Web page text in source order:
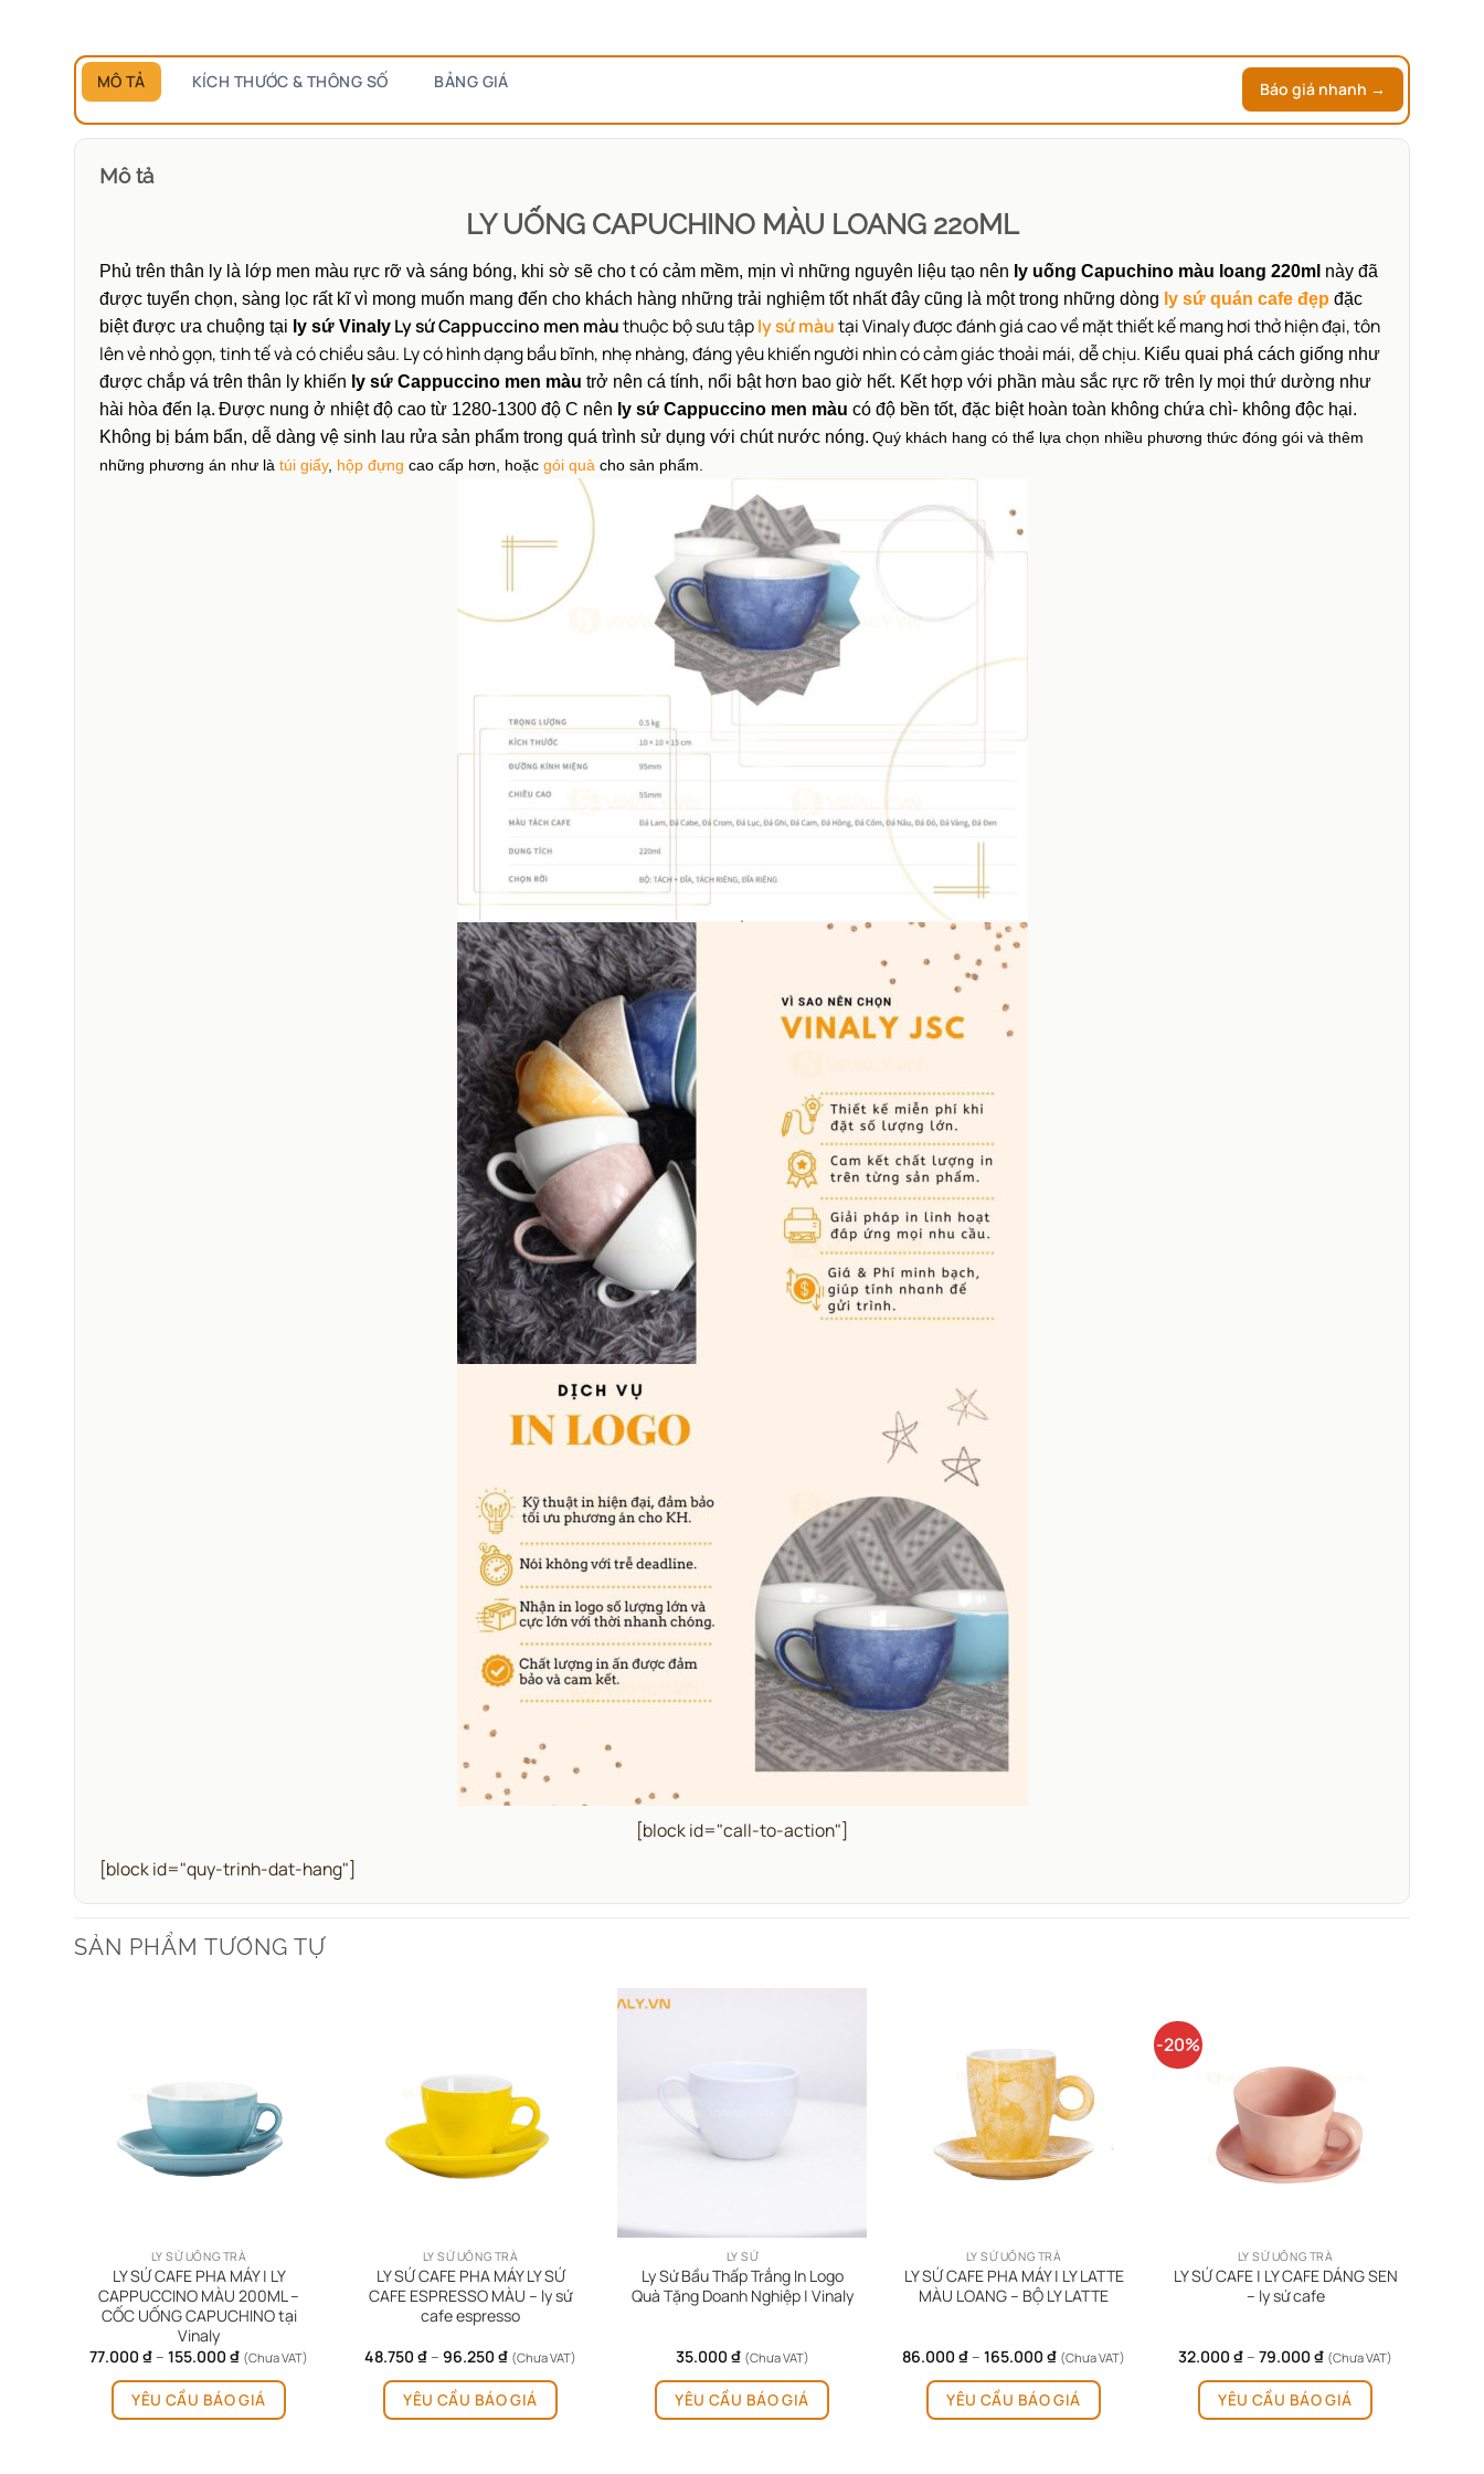
MÔ TẢ KÍCH THƯỚC & THÔNG SỐ BẢNG GIÁ Báo giá nhanh →
Mô tả
LY UỐNG CAPUCHINO MÀU LOANG 220ML
Phủ trên thân ly là lớp men màu rực rỡ và sáng bóng, khi sờ sẽ cho t có cảm mềm, mịn vì những nguyên liệu tạo nên ly uống Capuchino màu loang 220ml này đã
được tuyển chọn, sàng lọc rất kĩ vì mong muốn mang đến cho khách hàng những trải nghiệm tốt nhất đây cũng là một trong những dòng ly sứ quán cafe đẹp đặc
biệt được ưa chuộng tại ly sứ Vinaly Ly sứ Cappuccino men màuthuộc bộ sưu tậply sứ màutại Vinaly được đánh giá cao về mặt thiết kế mang hơi thở hiện đại, tôn
lên vẻ nhỏ gọn, tinh tế và có chiều sâu. Ly có hình dạng bầu bĩnh, nhẹ nhàng, đáng yêu khiến người nhìn có cảm giác thoải mái, dễ chịu. Kiểu quai phá cách giống như
được chắp vá trên thân ly khiến ly sứ Cappuccino men màu trở nên cá tính, nổi bật hơn bao giờ hết. Kết hợp với phần màu sắc rực rỡ trên ly mọi thứ dường như
hài hòa đến lạ. Được nung ở nhiệt độ cao từ 1280-1300 độ C nên ly sứ Cappuccino men màu có độ bền tốt, đặc biệt hoàn toàn không chứa chì- không độc hại.
Không bị bám bẩn, dễ dàng vệ sinh lau rửa sản phẩm trong quá trình sử dụng với chút nước nóng. Quý khách hang có thể lựa chọn nhiều phương thức đóng gói và thêm
những phương án như là túi giấy, hộp đựng cao cấp hơn, hoặc gói quà cho sản phẩm.
[block id="call-to-action"]
[block id="quy-trinh-dat-hang"]
SẢN PHẨM TƯƠNG TỰ
LY SỨ UỐNG TRÀ
LY SỨ CAFE PHA MÁY | LY
CAPPUCCINO MÀU 200ML –
CỐC UỐNG CAPUCHINO tại
Vinaly
77.000 ₫ – 155.000 ₫Khoảng
giá:
từ
77.000 ₫
đến
(Chưa VAT)
YÊU CẦU BÁO GIÁ
LY SỨ UỐNG TRÀ
LY SỨ CAFE PHA MÁY LY SỨ
CAFE ESPRESSO MÀU – ly sứ
cafe espresso
48.750 ₫ – 96.250 ₫Khoảng
giá:
từ
48.750 ₫
đến
(Chưa VAT)
YÊU CẦU BÁO GIÁ
LY SỨ
Ly Sứ Bầu Thấp Trắng In Logo
Quà Tặng Doanh Nghiệp | Vinaly
35.000 ₫ (Chưa VAT)
YÊU CẦU BÁO GIÁ
LY SỨ UỐNG TRÀ
LY SỨ CAFE PHA MÁY | LY LATTE
MÀU LOANG – BỘ LY LATTE
86.000 ₫ – 165.000 ₫Khoảng
giá:
từ
86.000 ₫
đến
(Chưa VAT)
YÊU CẦU BÁO GIÁ
-20%
LY SỨ UỐNG TRÀ
LY SỨ CAFE | LY CAFE DÁNG SEN
– ly sứ cafe
32.000 ₫ – 79.000 ₫Khoảng
giá:
từ
32.000 ₫
đến
(Chưa VAT)
YÊU CẦU BÁO GIÁ